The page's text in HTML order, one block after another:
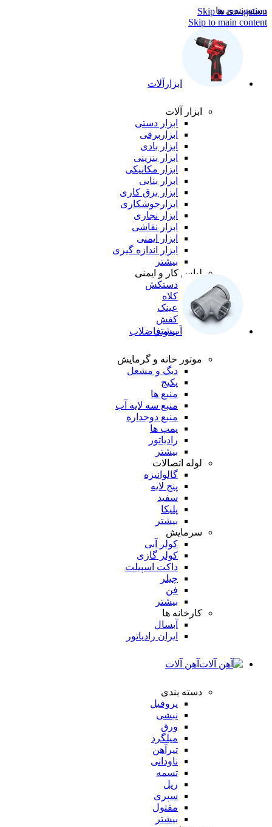
Skip to navigation
Skip to main content
دسته بندی ها
ابزارآلات
ابزار آلات
ابزار دستی
ابزاربرقی
ابزار بادی
ابزار بنزینی
ابزار مکانیکی
ابزار بنایی
ابزار برق کاری
ابزارجوشکاری
ابزار نجاری
ابزار نقاشی
ابزار ایمنی
ابزار اندازه گیری
بیشتر
لباس کار و ایمنی
دستکش
کلاه
عینک
کفش
بیشتر
آب و فاضلاب
موتور خانه و گرمایش
دیگ و مشعل
پکیج
منبع ها
منبع سه لایه آب
منبع دوجداره
پمپ ها
رادیاتور
بیشتر
لوله اتصالات
گالوانیزه
پنج لایه
سفید
پلیکا
بیشتر
سرمایش
کولر آبی
کولر گازی
داکت اسپیلت
چیلر
فن
بیشتر
کارخانه ها
آبسال
ایران رادیاتور
آهن آلات
دسته بندی
پروفیل
نبشی
ورق
میلگرد
تیرآهن
ناودانی
تسمه
ریل
سپری
مفتول
بیشتر